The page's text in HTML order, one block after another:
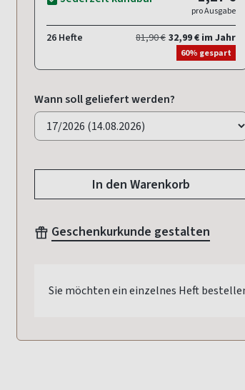
011/2026 010/2026 009/2026
pro Ausgabe
26 Hefte 81,90 € 32,99 € im Jahr
60% gespart
Wann soll geliefert werden?
In den Warenkorb
Geschenkurkunde gestalten
Sie möchten ein einzelnes Heft